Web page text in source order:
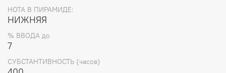
ограничений.
НОТА В ПИРАМИДЕ:
НИЖНЯЯ
% ВВОДА до
7
СУБСТАНТИВНОСТЬ (часов)